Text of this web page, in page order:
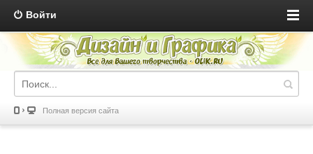
Войти
Полная версия сайта